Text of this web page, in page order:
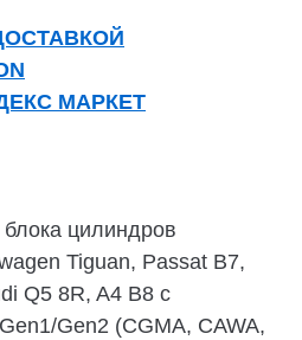
МАРКЕТ
цилиндров
Tiguan, Passat B7,
Q5 8R, A4 B8 с
Gen2 (CGMA, CAWA,